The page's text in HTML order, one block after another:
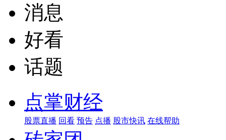
消息
好看
话题
点掌财经
股票直播 回看 预告 点播 股市快讯 在线帮助